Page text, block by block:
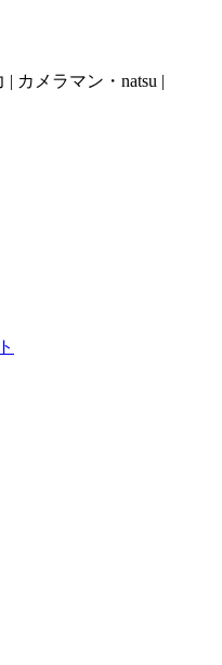
カメラマン・natsu |